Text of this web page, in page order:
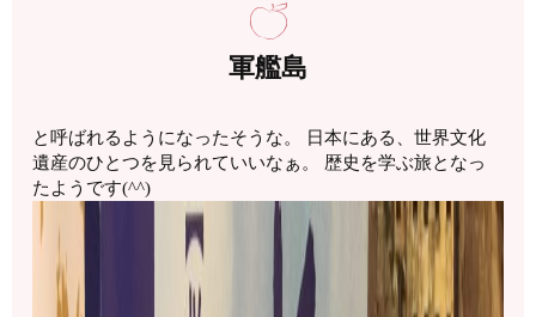
軍艦島
と呼ばれるようになったそうな。 日本にある、世界文化
遺産のひとつを見られていいなぁ。 歴史を学ぶ旅となっ
たようです(^^)